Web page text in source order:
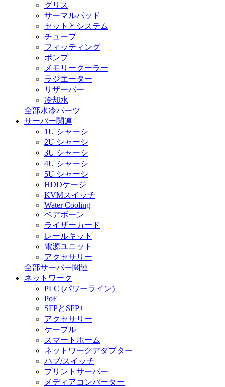
グリス
サーマルパッド
セットとシステム
チューブ
フィッティング
ポンプ
メモリークーラー
ラジエーター
リザーバー
冷却水
全部水冷パーツ
サーバー関連
1U シャーシ
2U シャーシ
3U シャーシ
4U シャーシ
5U シャーシ
HDDケージ
KVMスイッチ
Water Cooling
ベアボーン
ライザーカード
レールキット
電源ユニット
アクセサリー
全部サーバー関連
ネットワーク
PLC (パワーライン)
PoE
SFPとSFP+
アクセサリー
ケーブル
スマートホーム
ネットワークアダプター
ハブ/スイッチ
プリントサーバー
メディアコンバーター